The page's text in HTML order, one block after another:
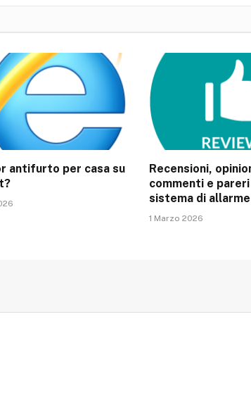
antifurto per casa su
Recensioni,
commenti e pareri
sistema di allarme
1 Marzo 2026